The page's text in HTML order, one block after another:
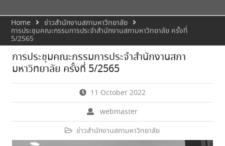
Home
ข่าวสำนักงานสภามหาวิทยาลัย
การประชุมคณะกรรมการประจำสำนักงานสภามหาวิทยาลัย ครั้งที่
5/2565
การประชุมคณะกรรมการประจำสำนักงานสภา
มหาวิทยาลัย ครั้งที่ 5/2565
11 October 2022
webmaster
ข่าวสำนักงานสภามหาวิทยาลัย